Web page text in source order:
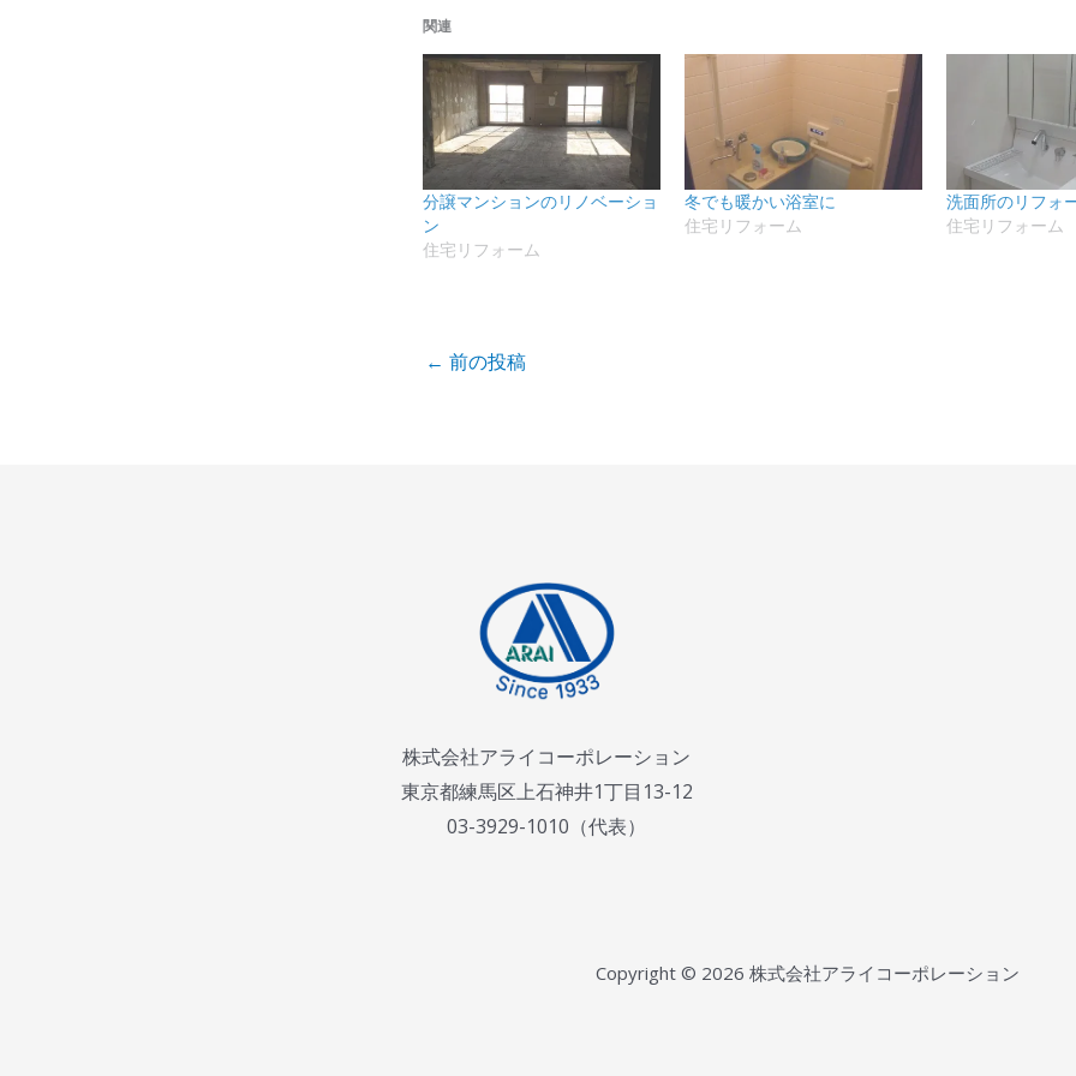
関連
分譲マンションのリノベーショ
ン
住宅リフォーム
冬でも暖かい浴室に
住宅リフォーム
洗面所のリフォ
住宅リフォーム
← 前の投稿
株式会社アライコーポレーション
東京都練馬区上石神井1丁目13-12
03-3929-1010（代表）
Copyright © 2026 株式会社アライコーポレーション